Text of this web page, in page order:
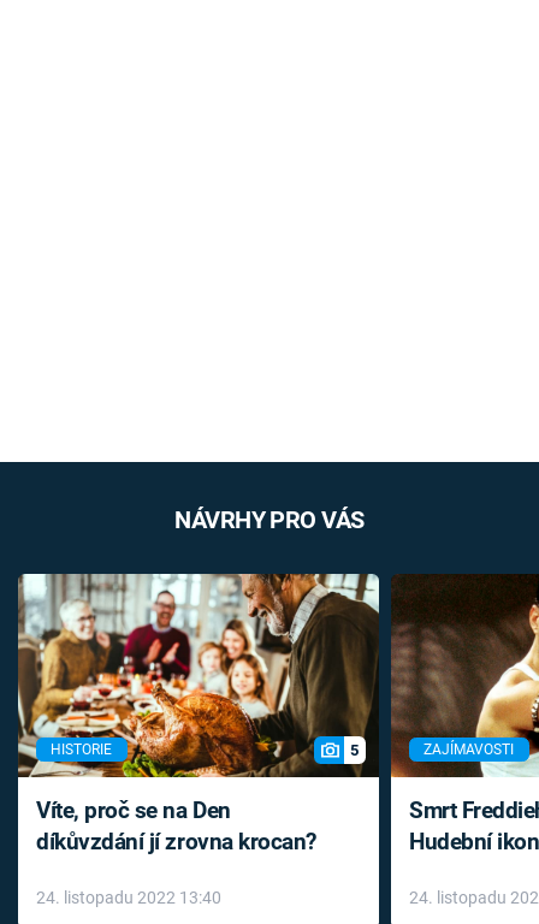
NÁVRHY PRO VÁS
HISTORIE 5
Víte, proč se na Den
díkůvzdání jí zrovna krocan?
24. listopadu 2022 13:40
ZAJÍMAVOSTI
Smrt
Hudební
léky
24. listopadu